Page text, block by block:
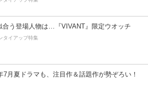
合う登場人物は…『VIVANT』限定ウオッチ
タイアップ特集
7月夏ドラマも、注目作＆話題作が勢ぞろい！